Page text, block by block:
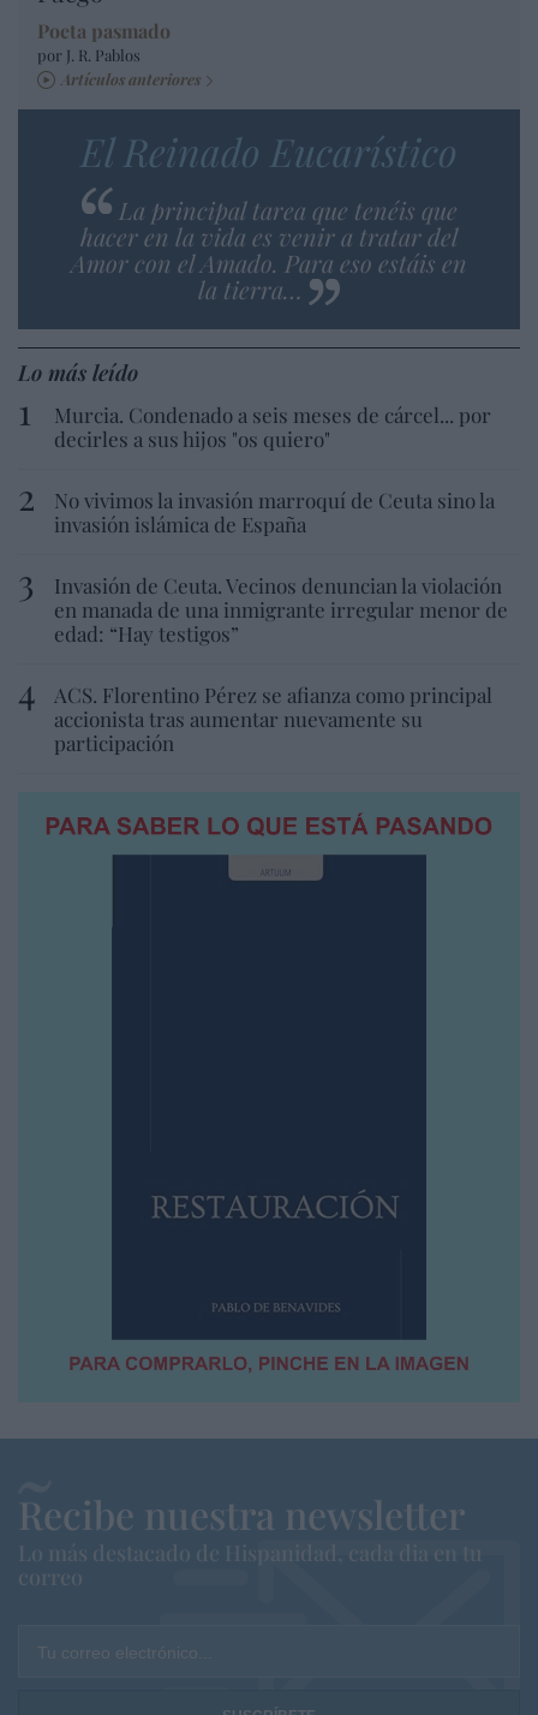
Poeta pasmado
por J. R. Pablos
Artículos anteriores
El Reinado Eucarístico
La principal tarea que tenéis que
hacer en la vida es venir a tratar del
Amor con el Amado. Para eso estáis en
la tierra…
Lo más leído
Murcia. Condenado a seis meses de cárcel... por
decirles a sus hijos "os quiero"
No vivimos la invasión marroquí de Ceuta sino la
invasión islámica de España
Invasión de Ceuta. Vecinos denuncian la violación
en manada de una inmigrante irregular menor de
edad: “Hay testigos”
ACS. Florentino Pérez se afianza como principal
accionista tras aumentar nuevamente su
participación
Recibe nuestra newsletter
Lo más destacado de Hispanidad, cada dia en tu
correo
Tu correo electrónico...